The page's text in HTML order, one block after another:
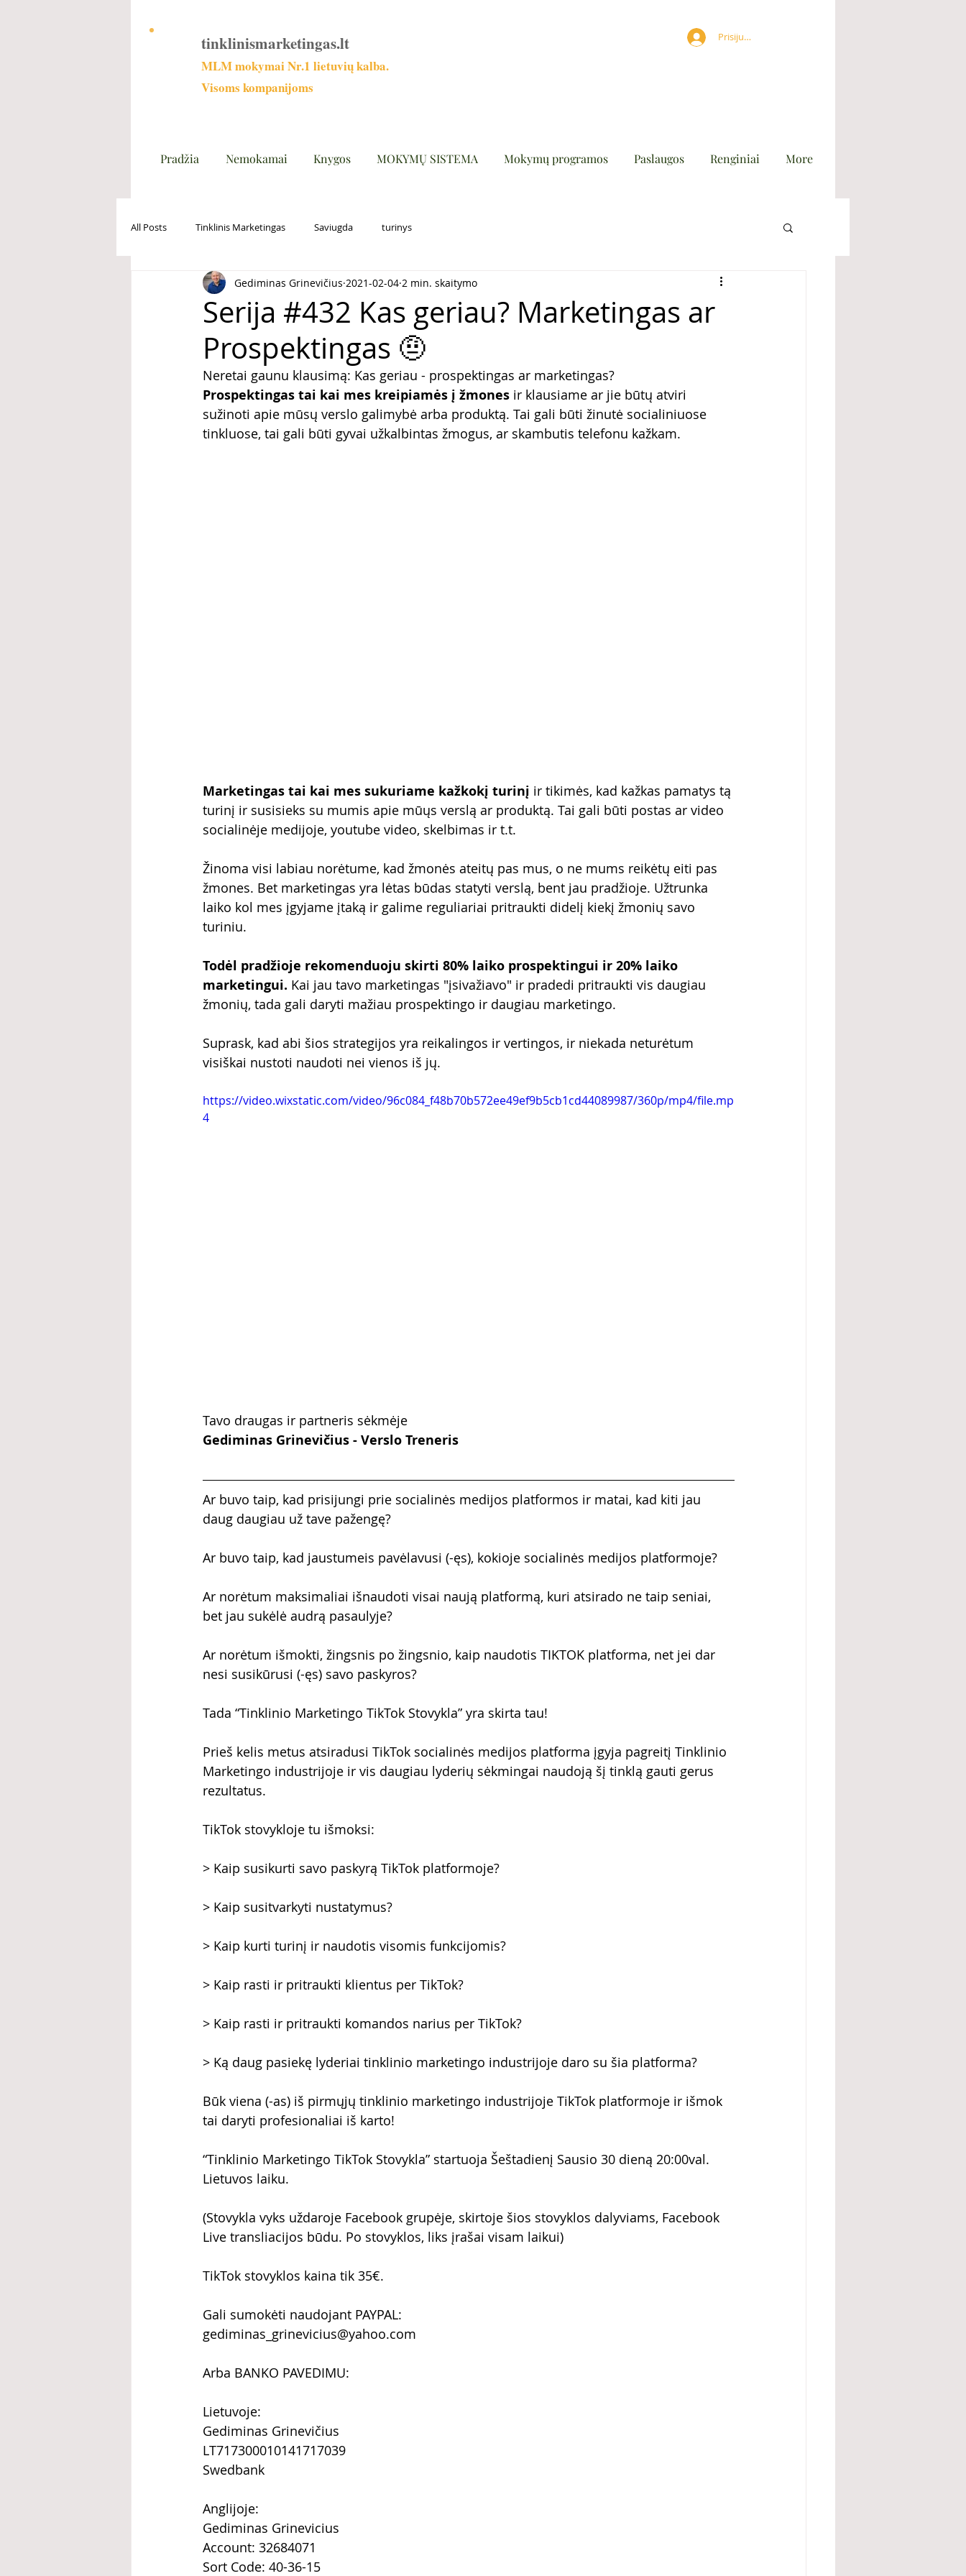
tinklinismarketingas.lt
MLM mokymai Nr.1 lietuvių kalba.
Visoms kompanijoms
Prisijungti
Pradžia Nemokamai Knygos MOKYMŲ SISTEMA Mokymų programos Paslaugos Renginiai More
All Posts Tinklinis Marketingas Saviugda turinys
Serija #432 Kas geriau? Marketingas ar
Prospektingas 🤨
Gediminas Grinevičius 2021-02-04 2 min. skaitymo
Neretai gaunu klausimą: Kas geriau - prospektingas ar marketingas?
Prospektingas tai kai mes kreipiamės į žmones ir klausiame ar jie būtų atviri
sužinoti apie mūsų verslo galimybė arba produktą. Tai gali būti žinutė socialiniuose
tinkluose, tai gali būti gyvai užkalbintas žmogus, ar skambutis telefonu kažkam.
Marketingas tai kai mes sukuriame kažkokį turinį ir tikimės, kad kažkas pamatys tą
turinį ir susisieks su mumis apie mūųs verslą ar produktą. Tai gali būti postas ar video
socialinėje medijoje, youtube video, skelbimas ir t.t.
Žinoma visi labiau norėtume, kad žmonės ateitų pas mus, o ne mums reikėtų eiti pas
žmones. Bet marketingas yra lėtas būdas statyti verslą, bent jau pradžioje. Užtrunka
laiko kol mes įgyjame įtaką ir galime reguliariai pritraukti didelį kiekį žmonių savo
turiniu.
Todėl pradžioje rekomenduoju skirti 80% laiko prospektingui ir 20% laiko
marketingui. Kai jau tavo marketingas "įsivažiavo" ir pradedi pritraukti vis daugiau
žmonių, tada gali daryti mažiau prospektingo ir daugiau marketingo.
Suprask, kad abi šios strategijos yra reikalingos ir vertingos, ir niekada neturėtum
visiškai nustoti naudoti nei vienos iš jų.
https://video.wixstatic.com/video/96c084_f48b70b572ee49ef9b5cb1cd44089987/360p/mp4/file.mp
4
Tavo draugas ir partneris sėkmėje
Gediminas Grinevičius - Verslo Treneris
Ar buvo taip, kad prisijungi prie socialinės medijos platformos ir matai, kad kiti jau
daug daugiau už tave pažengę?
Ar buvo taip, kad jaustumeis pavėlavusi (-ęs), kokioje socialinės medijos platformoje?
Ar norėtum maksimaliai išnaudoti visai naują platformą, kuri atsirado ne taip seniai,
bet jau sukėlė audrą pasaulyje?
Ar norėtum išmokti, žingsnis po žingsnio, kaip naudotis TIKTOK platforma, net jei dar
nesi susikūrusi (-ęs) savo paskyros?
Tada “Tinklinio Marketingo TikTok Stovykla” yra skirta tau!
Prieš kelis metus atsiradusi TikTok socialinės medijos platforma įgyja pagreitį Tinklinio
Marketingo industrijoje ir vis daugiau lyderių sėkmingai naudoją šį tinklą gauti gerus
rezultatus.
TikTok stovykloje tu išmoksi:
> Kaip susikurti savo paskyrą TikTok platformoje?
> Kaip susitvarkyti nustatymus?
> Kaip kurti turinį ir naudotis visomis funkcijomis?
> Kaip rasti ir pritraukti klientus per TikTok?
> Kaip rasti ir pritraukti komandos narius per TikTok?
> Ką daug pasiekę lyderiai tinklinio marketingo industrijoje daro su šia platforma?
Būk viena (-as) iš pirmųjų tinklinio marketingo industrijoje TikTok platformoje ir išmok
tai daryti profesionaliai iš karto!
“Tinklinio Marketingo TikTok Stovykla” startuoja Šeštadienį Sausio 30 dieną 20:00val.
Lietuvos laiku.
(Stovykla vyks uždaroje Facebook grupėje, skirtoje šios stovyklos dalyviams, Facebook
Live transliacijos būdu. Po stovyklos, liks įrašai visam laikui)
TikTok stovyklos kaina tik 35€.
Gali sumokėti naudojant PAYPAL:
gediminas_grinevicius@yahoo.com
Arba BANKO PAVEDIMU:
​Lietuvoje:
Gediminas Grinevičius
LT717300010141717039
Swedbank
Anglijoje:
Gediminas Grinevicius
Account: 32684071
Sort Code: 40-36-15